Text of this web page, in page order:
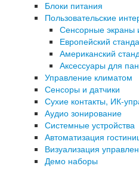
Блоки питания
Пользовательские
Сенсорные экраны
Европейский
Американский
Аксессуары для
Управление климатом
Сенсоры и датчики
Сухие контакты, ИК-
Аудио зонирование
Системные устройства
Автоматизация
Визуализация
Демо наборы